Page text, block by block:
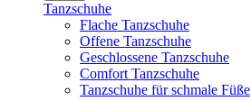
Tanzschuhe
Flache Tanzschuhe
Offene Tanzschuhe
Geschlossene Tanzschuhe
Comfort Tanzschuhe
Tanzschuhe für schmale Füße